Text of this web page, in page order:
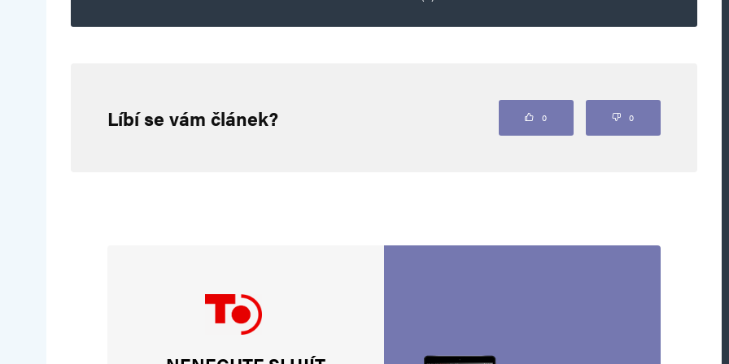
Když nechal odstranit sochu Koněva a čučkaři z tajných služeb přišli
Martin Hájek
Líbí se vám článek? 0 0